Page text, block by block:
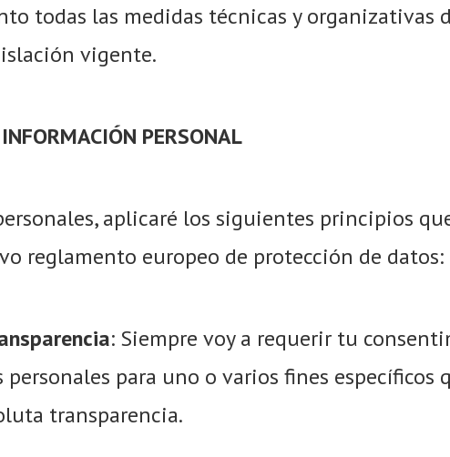
todas las medidas técnicas y organizativas
vigente.
PERSONAL
aplicaré los siguientes principios
reglamento europeo de protección de datos:
: Siempre voy a requerir tu
para uno o varios fines específicos
transparencia.